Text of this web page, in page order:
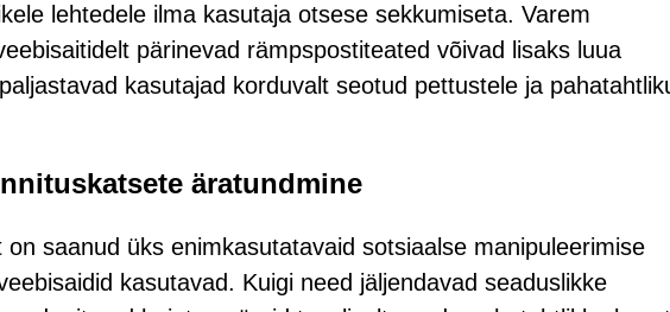
lehtedele ilma kasutaja otsese sekkumiseta. Varem
pärinevad rämpspostiteated võivad lisaks luua
kasutajad korduvalt seotud pettustele ja
äratundmine
saanud üks enimkasutatavaid sotsiaalse manipuleerimise
kasutavad. Kuigi need jäljendavad seaduslikke